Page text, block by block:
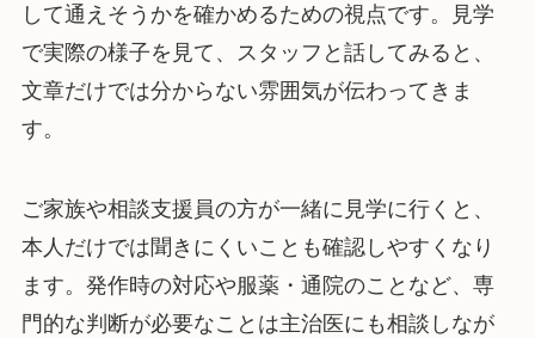
して通えそうかを確かめるための視点です。見学
で実際の様子を見て、スタッフと話してみると、
文章だけでは分からない雰囲気が伝わってきま
す。
ご家族や相談支援員の方が一緒に見学に行くと、
本人だけでは聞きにくいことも確認しやすくなり
ます。発作時の対応や服薬・通院のことなど、専
門的な判断が必要なことは主治医にも相談しなが